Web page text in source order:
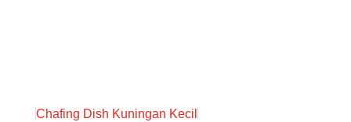
Chafing Dish Kuningan Kecil